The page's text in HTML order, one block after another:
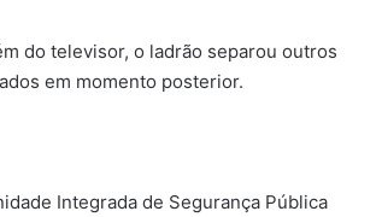
do televisor, o ladrão separou outros
em momento posterior.
Integrada de Segurança Pública